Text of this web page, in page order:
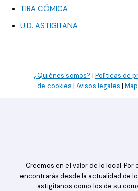
TIRA CÓMICA
U.D. ASTIGITANA
¿Quiénes somos? | Políticas de
de cookies | Avisos legales |
Creemos en el valor de lo local. Por
encontrarás desde la actualidad de
astigitanos como los de su